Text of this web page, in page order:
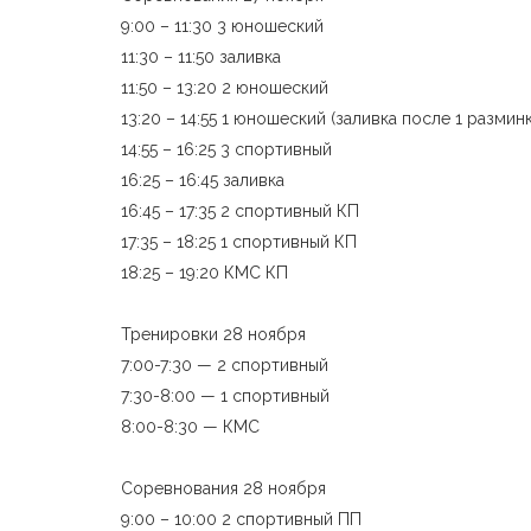
9:00 – 11:30 3 юношеский
11:30 – 11:50 заливка
11:50 – 13:20 2 юношеский
13:20 – 14:55 1 юношеский (заливка после 1
14:55 – 16:25 3 спортивный
16:25 – 16:45 заливка
16:45 – 17:35 2 спортивный КП
17:35 – 18:25 1 спортивный КП
18:25 – 19:20 КМС КП
Тренировки 28 ноября
7:00-7:30 — 2 спортивный
7:30-8:00 — 1 спортивный
8:00-8:30 — КМС
Соревнования 28 ноября
9:00 – 10:00 2 спортивный ПП